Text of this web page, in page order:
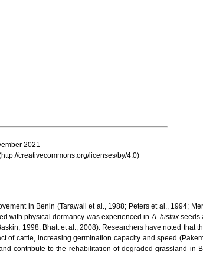
2021
creativecommons.org/licenses/by/4.0)
in Benin (Tarawali et al., 1988; Peters et al., 1994;
with physical dormancy was experienced in A. histrixseeds
1998; Bhatt et al., 2008). Researchers have noted that
of cattle, increasing germination capacity and speed
contribute to the rehabilitation of degraded grassland in